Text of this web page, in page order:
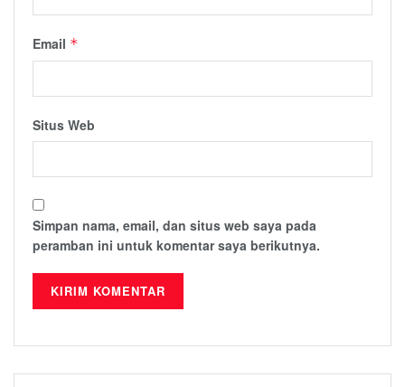
Email *
Situs Web
Simpan nama, email, dan situs web saya pada
peramban ini untuk komentar saya berikutnya.